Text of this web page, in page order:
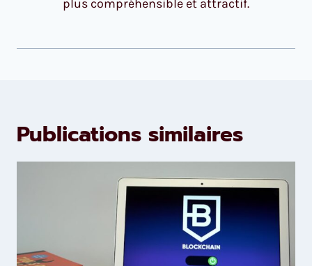
plus compréhensible et attractif.
Publications similaires